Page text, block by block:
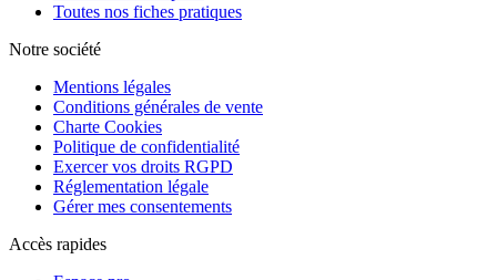
Toutes nos fiches pratiques
Notre société
Mentions légales
Conditions générales de vente
Charte Cookies
Politique de confidentialité
Exercer vos droits RGPD
Réglementation légale
Gérer mes consentements
Accès rapides